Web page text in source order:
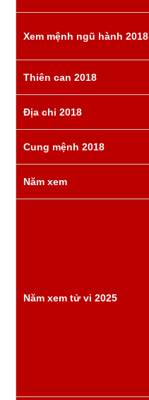
Xem mệnh ngũ hành 2018
Thiên can 2018
Địa chi 2018
Cung mệnh 2018
Năm xem
Năm xem tử vi 2025